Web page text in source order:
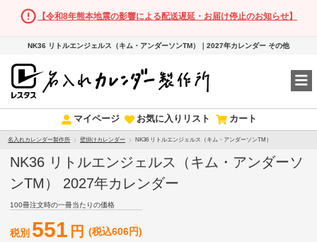
【令和8年熊本地震の影響による配送遅延・お届け停止のお知らせ】
NK36 リトルエンジェルス（キム・アンダーソンTM）｜2027年カレンダー その他
マイページ お気に入りリスト カート
名入れカレンダー製作所 壁掛けカレンダー NK36 リトルエンジェルス（キム・アンダーソンTM）
NK36 リトルエンジェルス（キム・アンダーソ
ンTM） 2027年カレンダー
100冊注文時の一冊当たりの価格
税別 551 円 (税込606円)